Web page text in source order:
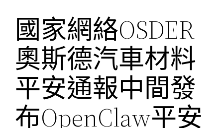
國家網絡OSDER
奧斯德汽車材料
平安通報中間發
布OpenClaw平安